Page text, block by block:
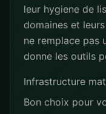
leur hygiene de
domaines et
ne remplace pas
donne les outils
Infrastructure
Bon choix pour